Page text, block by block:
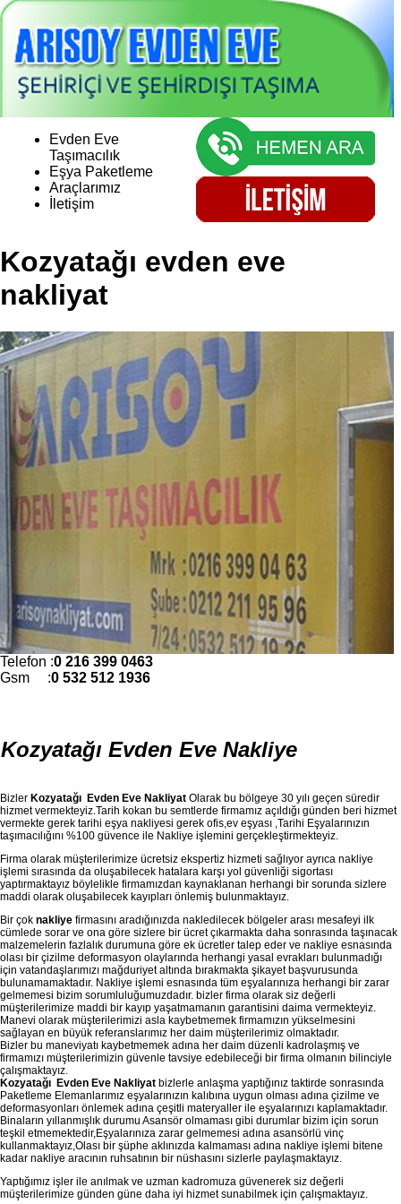
Evden Eve
Taşımacılık
Eşya Paketleme
Araçlarımız
İletişim
Kozyatağı evden eve
nakliyat
Telefon :0 216 399 0463
Gsm :0 532 512 1936
Kozyatağı Evden Eve Nakliye
Bizler Kozyatağı Evden Eve Nakliyat Olarak bu bölgeye 30 yılı geçen süredir
hizmet vermekteyiz.Tarih kokan bu semtlerde firmamız açıldığı günden beri hizmet
vermekte gerek tarihi eşya nakliyesi gerek ofis,ev eşyası ,Tarihi Eşyalarınızın
taşımacılığını %100 güvence ile Nakliye işlemini gerçekleştirmekteyiz.
Firma olarak müşterilerimize ücretsiz ekspertiz hizmeti sağlıyor ayrıca nakliye
işlemi sırasında da oluşabilecek hatalara karşı yol güvenliği sigortası
yaptırmaktayız böylelikle firmamızdan kaynaklanan herhangi bir sorunda sizlere
maddi olarak oluşabilecek kayıpları önlemiş bulunmaktayız.
Bir çok nakliye firmasını aradığınızda nakledilecek bölgeler arası mesafeyi ilk
cümlede sorar ve ona göre sizlere bir ücret çıkarmakta daha sonrasında taşınacak
malzemelerin fazlalık durumuna göre ek ücretler talep eder ve nakliye esnasında
olası bir çizilme deformasyon olaylarında herhangi yasal evrakları bulunmadığı
için vatandaşlarımızı mağduriyet altında bırakmakta şikayet başvurusunda
bulunamamaktadır. Nakliye işlemi esnasında tüm eşyalarınıza herhangi bir zarar
gelmemesi bizim sorumluluğumuzdadır. bizler firma olarak siz değerli
müşterilerimize maddi bir kayıp yaşatmamanın garantisini daima vermekteyiz.
Manevi olarak müşterilerimizi asla kaybetmemek firmamızın yükselmesini
sağlayan en büyük referanslarımız her daim müşterilerimiz olmaktadır.
Bizler bu maneviyatı kaybetmemek adına her daim düzenli kadrolaşmış ve
firmamızı müşterilerimizin güvenle tavsiye edebileceği bir firma olmanın bilinciyle
çalışmaktayız.
Kozyatağı Evden Eve Nakliyat bizlerle anlaşma yaptığınız taktirde sonrasında
Paketleme Elemanlarımız eşyalarınızın kalıbına uygun olması adına çizilme ve
deformasyonları önlemek adına çeşitli materyaller ile eşyalarınızı kaplamaktadır.
Binaların yıllanmışlık durumu Asansör olmaması gibi durumlar bizim için sorun
teşkil etmemektedir,Eşyalarınıza zarar gelmemesi adına asansörlü vinç
kullanmaktayız,Olası bir şüphe aklınızda kalmaması adına nakliye işlemi bitene
kadar nakliye aracının ruhsatının bir nüshasını sizlerle paylaşmaktayız.
Yaptığımız işler ile anılmak ve uzman kadromuza güvenerek siz değerli
müşterilerimize günden güne daha iyi hizmet sunabilmek için çalışmaktayız.